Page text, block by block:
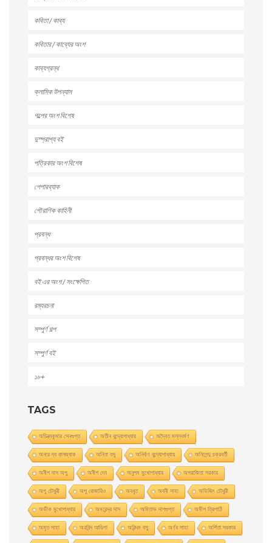
কবিতা / কাব্য
কবিতার / কাব্যের অংশ
কাব্যগ্রন্থ
ক্লাসিক উপন্যাস
গল্পের অংশ বিশেষ
দুস্প্রাপ্য বই
পত্রিকার অংশ বিশেষ
পেপারব্যাক
পৌরাণিক কাহিনী
প্রবন্ধ
প্রবন্ধর অংশ বিশেষ
বই এর অংশ / সংক্ষেপিত
রম্যরচনা
সম্পুর্ণ গল্প
সম্পুর্ণ বই
১৮+
TAGS
অচিন্ত্যকুমার সেনগুপ্ত অতীন বন্দ্যোপাধ্যায় অদ্বৈত মল্লবর্মণ
অনরে দ্য বালজ্যাক অনিতা বসু অনির্বাণ বন্দ্যোপাধ্যায় অনিলেন্দু চক্রবর্তী
অনীশ দাস অপু অনীশ দেব অনুপম মুখোপাধ্যায় অপরাজিতা সরকার
অপু চৌধুরী অপু রােজারিও অবধূত অবনী সাহা অভিজিৎ চৌধুরী
অভীক মুখোপাধ্যায় অমরেন্দ্র দাস অমিতাভ দাশগুপ্ত অমীশ ত্রিপাঠি
অমৃত সাহা অরবিন্দ আডিগা অরিন্দম বসু অর্ণব সাহা অর্পিতা সরকার